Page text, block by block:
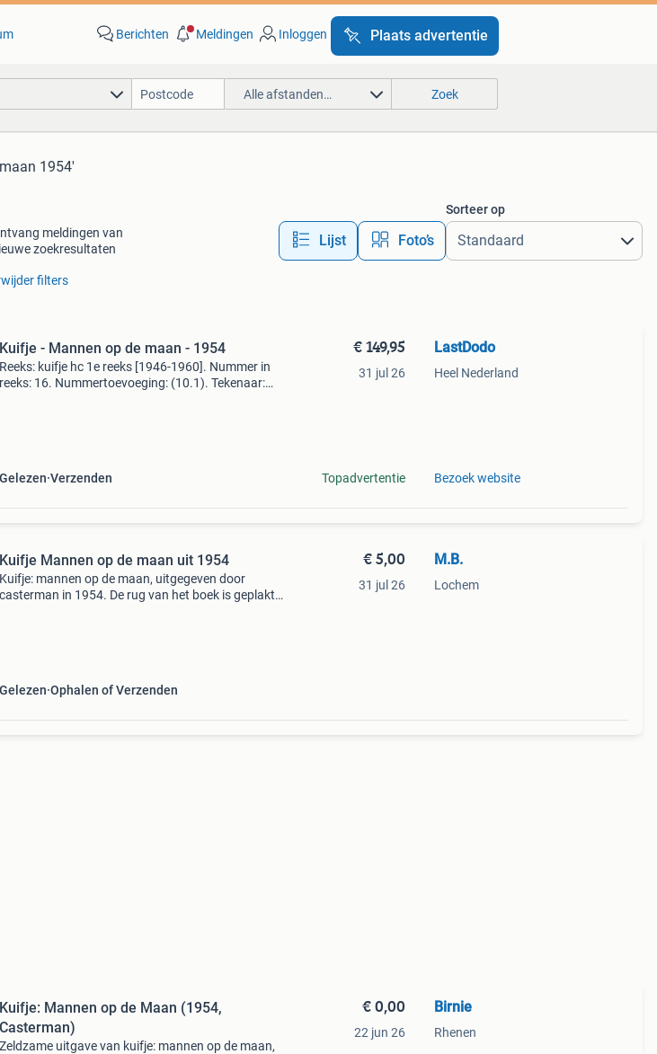
Berichten Meldingen Inloggen Plaats advertentie
Alle afstanden… Zoek
1954'
meldingen van
zoekresultaten
Lijst Foto’s
Sorteer op
filters
Kuifje - Mannen op de maan - 1954
Reeks: kuifje hc 1e reeks [1946-1960]. Nummer in
reeks: 16. Nummertoevoeging: (10.1). Tekenaar:
Gelezen Verzenden
€ 149,95
31 jul 26
Topadvertentie
LastDodo
Heel Nederland
Bezoek website
Kuifje Mannen op de maan uit 1954
Kuifje: mannen op de maan, uitgegeven door
casterman in 1954. De rug van het boek is geplakt
Gelezen Ophalen of Verzenden
€ 5,00
31 jul 26
M.B.
Lochem
Kuifje: Mannen op de Maan (1954,
Casterman)
Zeldzame uitgave van kuifje: mannen op de maan,
€ 0,00
22 jun 26
Birnie
Rhenen